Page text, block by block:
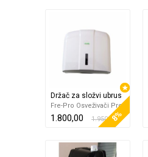
Držač za složvi ubrus
Fre-Pro Osveživači Pros
1.800,00 1.950,008%